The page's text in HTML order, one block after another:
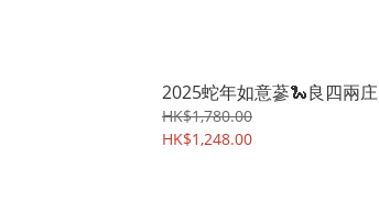
2025蛇年如意蔘🐍良四兩庄
HK$1,780.00
HK$1,248.00